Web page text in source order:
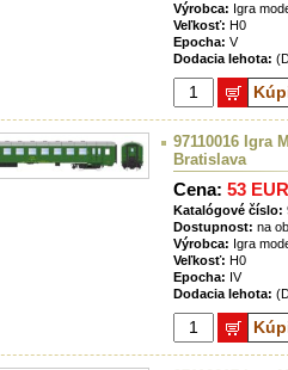
Výrobca: Igra
Veľkosť: H0
Epocha: V
Dodacia lehota:
97110016 Igra
Bratislava
Cena: 53 EUR
Katalógové číslo:
Dostupnost: na
Výrobca: Igra
Veľkosť: H0
Epocha: IV
Dodacia lehota: